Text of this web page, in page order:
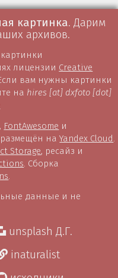
картинка. Дарим
архивов.
лицензии Creative
вам нужны картинки
на hires [at] dxfoto [dot]
, FontAwesome и
размещён наYandex Cloud
Storage, ресайз и
. Сборка
данные и не
unsplash Д.Г.
inaturalist